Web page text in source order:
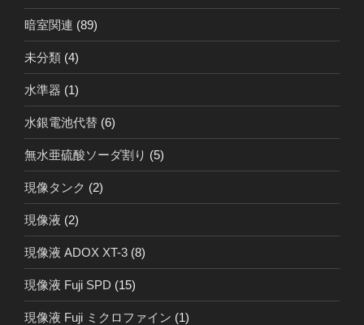
暗室関連 (89)
未分類 (4)
水準器 (1)
水銀電池代替 (6)
無水亜硫酸ソーダ割り (5)
現像タンク (2)
現像液 (2)
現像液 ADOX XT-3 (8)
現像液 Fuji SPD (15)
現像液 Fuji ミクロファイン (1)